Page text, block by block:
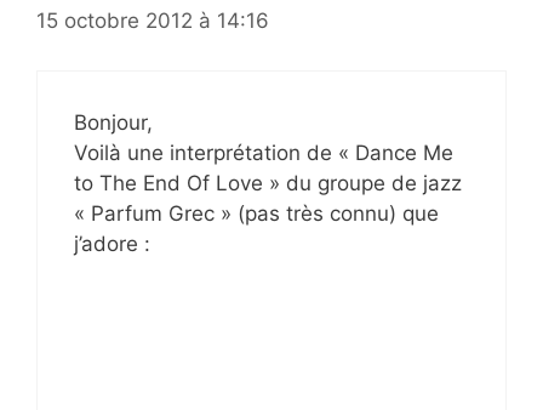
15 octobre 2012 à 14:16
Bonjour,
Voilà une interprétation de « Dance Me
to The End Of Love » du groupe de jazz
« Parfum Grec » (pas très connu) que
j’adore :